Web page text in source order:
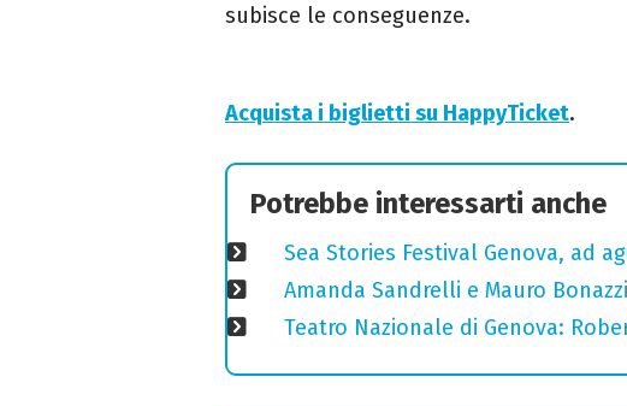
subisce le conseguenze.
Acquista i biglietti su HappyTicket.
Potrebbe interessarti anche
Sea Stories Festival Genova, ad
Amanda Sandrelli e Mauro
Teatro Nazionale di Genova: